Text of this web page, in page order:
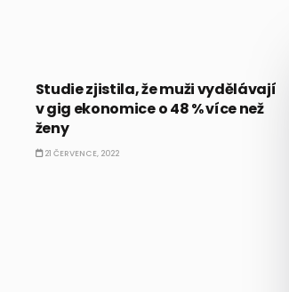
Studie zjistila, že muži vydělávají
v gig ekonomice o 48 % více než
ženy
21 ČERVENCE, 2022